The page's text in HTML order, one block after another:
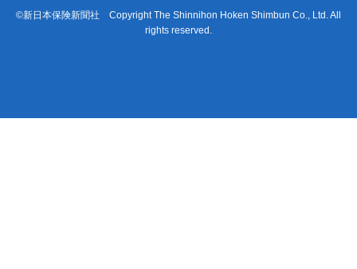
©新日本保険新聞社 Copyright The Shinnihon Hoken Shimbun Co., Ltd. All
rights reserved.